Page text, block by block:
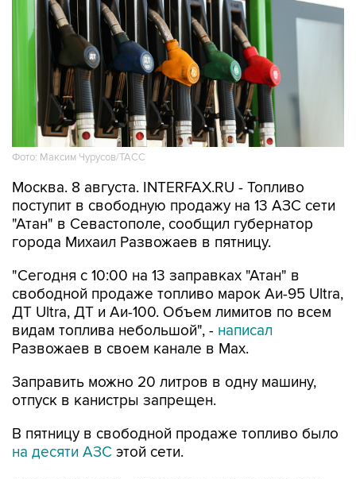
Фото: Максим Чурусов/ТАСС
Москва. 8 августа. INTERFAX.RU - Топливо
"Атан" в Севастополе, сообщил губернатор
города Михаил Развожаев в пятницу.
"Сегодня с 10:00 на 13 заправках "Атан" в
ДТ Ultra, ДТ и Аи-100. Объем лимитов по всем
видам топлива небольшой", - написал
Развожаев в своем канале в Max.
Заправить можно 20 литров в одну машину,
В пятницу в свободной продаже топливо было
Как сообщалось, 22 мая из-за логистических